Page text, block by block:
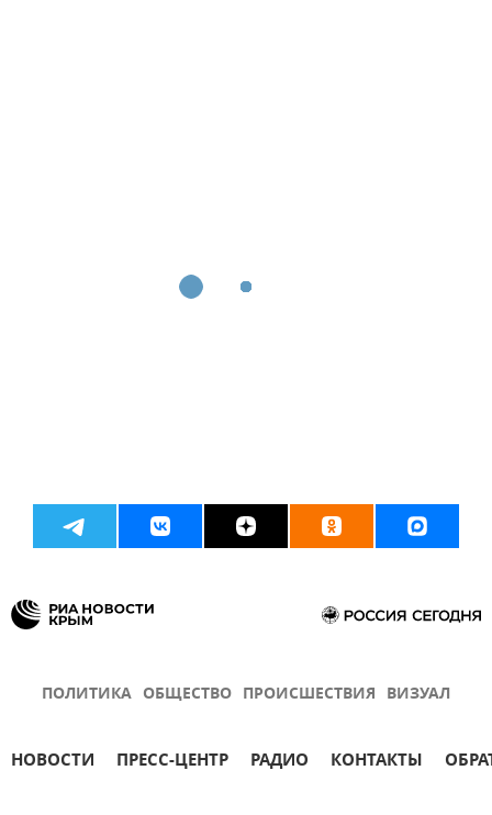
ПОЛИТИКА ОБЩЕСТВО ПРОИСШЕСТВИЯ ВИЗУАЛ
НОВОСТИ ПРЕСС-ЦЕНТР РАДИО КОНТАКТЫ